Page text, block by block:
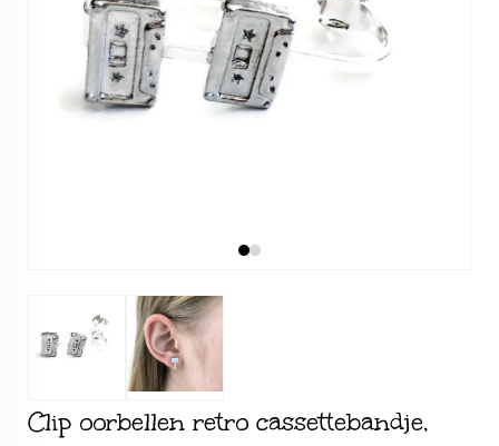
Clip oorbellen retro cassettebandje,